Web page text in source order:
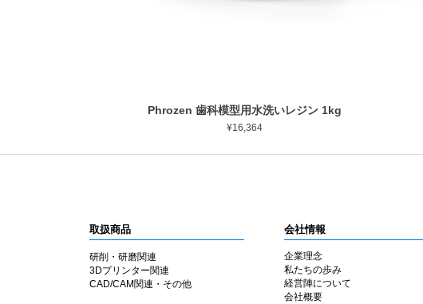
ดูข้อมูลด่วน
Phrozen 歯科模型用水洗いレジン 1kg
ราคา
¥16,364
取扱商品
研削・研磨関連
3Dプリンター関連
CAD/CAM関連・その他
会社情報
企業理念
私たちの歩み
​経営陣について
会社概要